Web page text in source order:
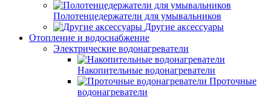
Полотенцедержатели для умывальников
Другие аксессуары
Отопление и водоснабжение
Электрические водонагреватели
Накопительные водонагреватели
Проточные
водонагреватели